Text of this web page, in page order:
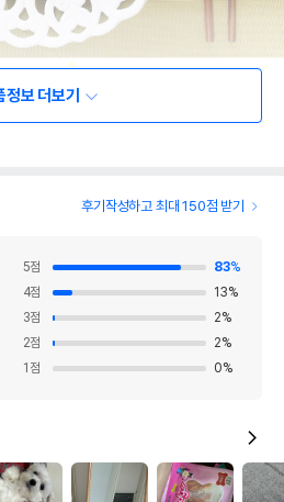
정보 더보기
후기작성하고 최대 150점 받기
5점 83%
4점 13%
3점 2%
2점 2%
1 점 0%